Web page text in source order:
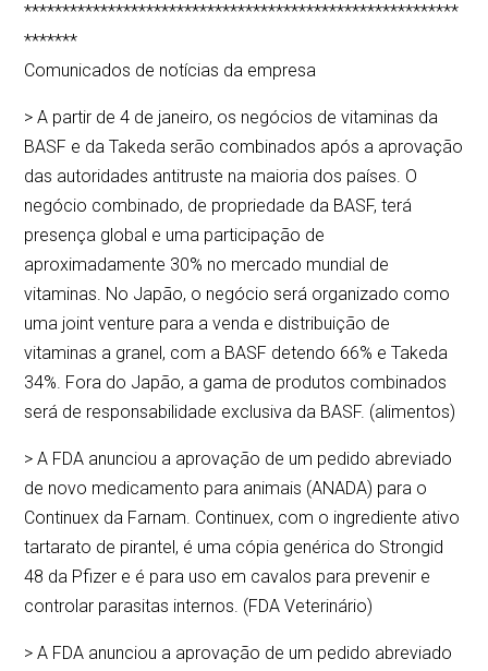
*********************************************************
*******
Comunicados de notícias da empresa
> A partir de 4 de janeiro, os negócios de vitaminas da
BASF e da Takeda serão combinados após a aprovação
das autoridades antitruste na maioria dos países. O
negócio combinado, de propriedade da BASF, terá
presença global e uma participação de
aproximadamente 30% no mercado mundial de
vitaminas. No Japão, o negócio será organizado como
uma joint venture para a venda e distribuição de
vitaminas a granel, com a BASF detendo 66% e Takeda
34%. Fora do Japão, a gama de produtos combinados
será de responsabilidade exclusiva da BASF. (alimentos)
> A FDA anunciou a aprovação de um pedido abreviado
de novo medicamento para animais (ANADA) para o
Continuex da Farnam. Continuex, com o ingrediente ativo
tartarato de pirantel, é uma cópia genérica do Strongid
48 da Pfizer e é para uso em cavalos para prevenir e
controlar parasitas internos. (FDA Veterinário)
> A FDA anunciou a aprovação de um pedido abreviado